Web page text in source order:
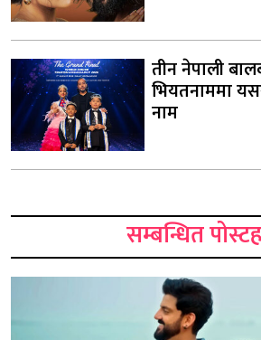
तीन नेपाली
भियतनाममा
नाम
सम्बन्धित